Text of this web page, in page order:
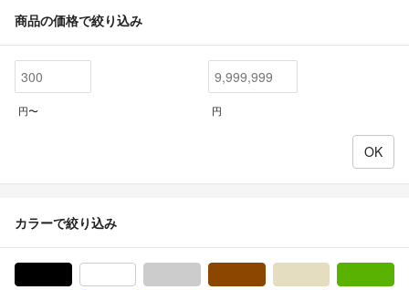
商品の価格で絞り込み
円〜 円
カラーで絞り込み